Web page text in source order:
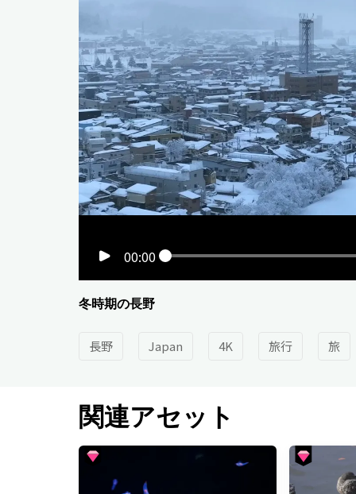
00:00
冬時期の長野
長野 Japan 4K 旅行 旅
関連アセット